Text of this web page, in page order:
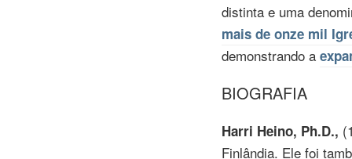
distinta e uma
mais de onze mil
demonstrando a
BIOGRAFIA
Harri Heino, Ph.D.,
Finlândia. Ele foi